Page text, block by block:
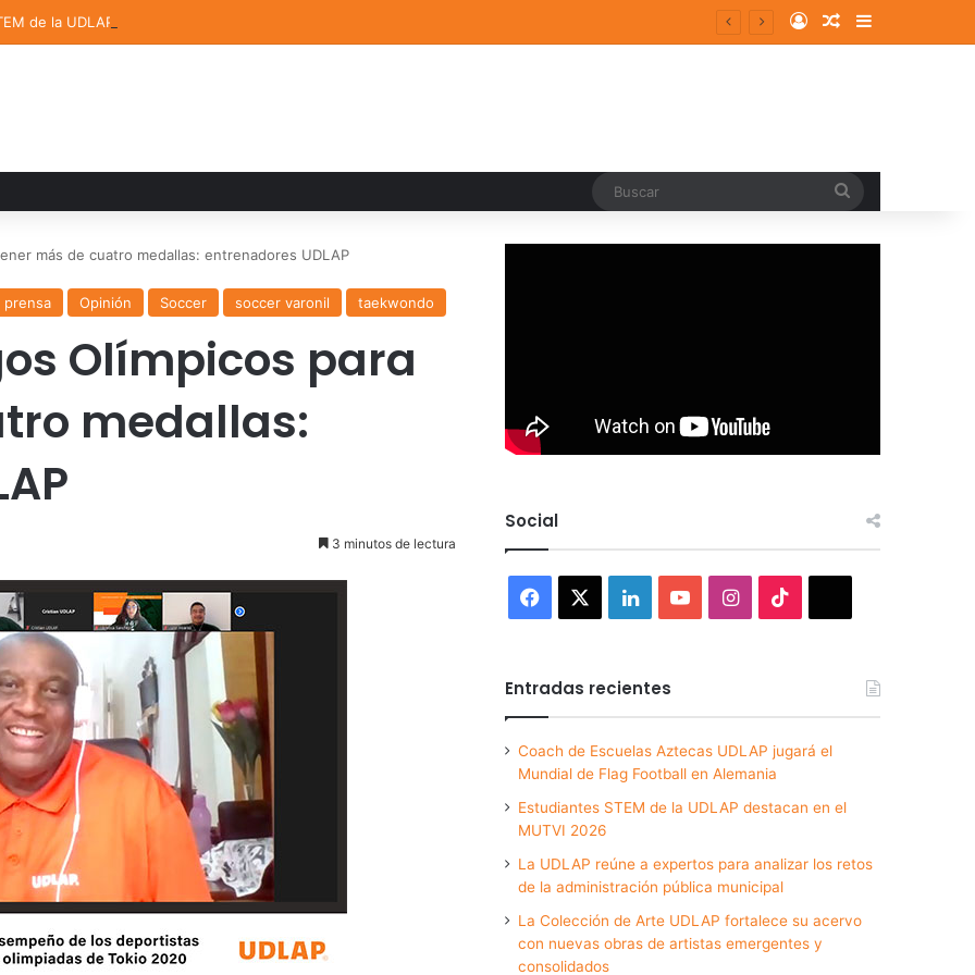
de la UDLAP destacan en el MUTVI 2026 Log InRandom Article
Sidebar
más de cuatro medallas: entrenadores UDLAP
prensa Opinión Soccer soccer varonil taekwondo
Olímpicos para
medallas:
3 minutos de lectura
Social
Facebook LinkedInYouTubeInstagram
Entradas recientes
Coach de Escuelas Aztecas UDLAP jugará el
Mundial de Flag Football en Alemania
Estudiantes STEM de la UDLAP destacan en el
MUTVI 2026
La UDLAP reúne a expertos para analizar los retos
de la administración pública municipal
La Colección de Arte UDLAP fortalece su acervo
con nuevas obras de artistas emergentes y
consolidados